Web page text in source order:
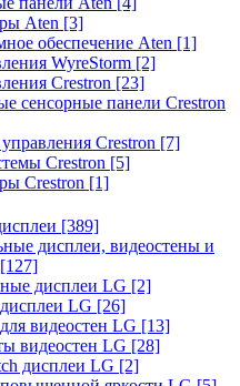
Aten [3]
обеспечение Aten [1]
WyreStorm [2]
Crestron [23]
сенсорные панели Crestron
Crestron [7]
Crestron [5]
Crestron [1]
[389]
дисплеи, видеостены и
[127]
дисплеи LG [2]
LG [26]
видеостен LG [13]
видеостен LG [28]
дисплеи LG [2]